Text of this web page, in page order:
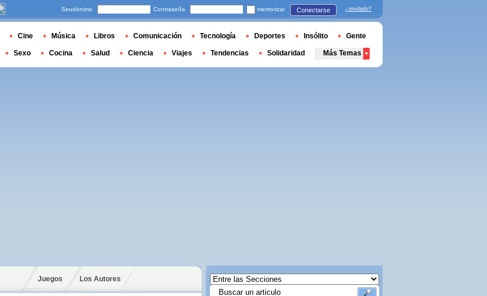
Juegos Los Autores
Seudónimo Contraseña memorizar Conectarse ¿olvidado?
Cine Música Libros Comunicación Tecnología Deportes Insólito Gente
Sexo Cocina Salud Ciencia Viajes Tendencias Solidaridad Más Temas